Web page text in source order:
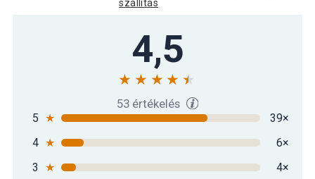
Gorilla Sports Meditációs párna türkiz
Gorilla Sports Meditációs párna zöld
szállítás
4,5
53 értékelés
5 ★
39×
4 ★
6×
3
★
4×